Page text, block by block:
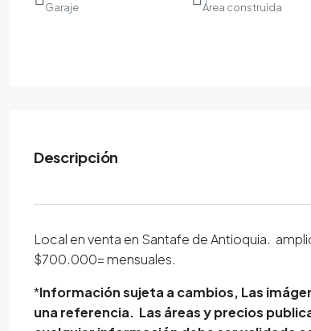
Garaje Área construida
Descripción
Local en venta en Santafe de Antioquia.
$700.000= mensuales.
*Información sujeta a cambios, Las
una referencia. Las áreas y precios